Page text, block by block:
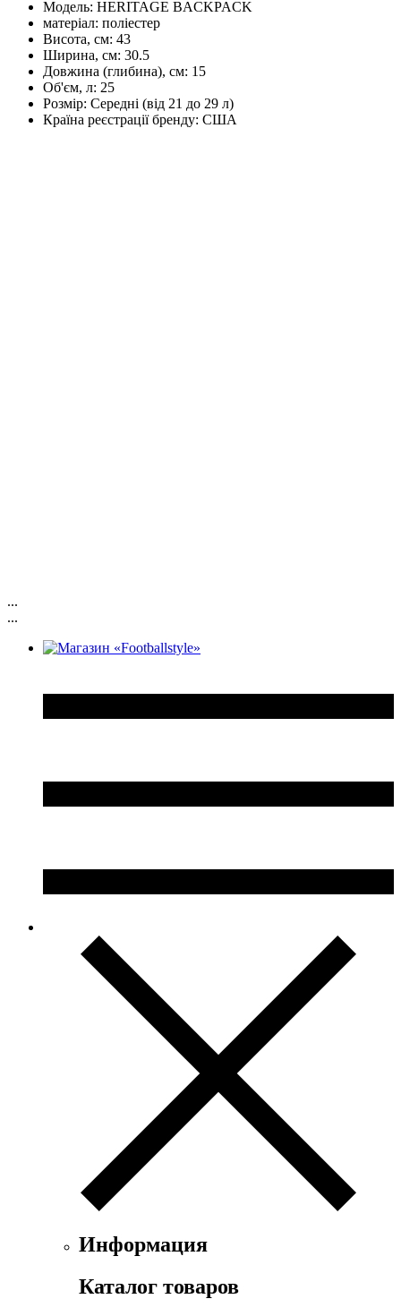
Модель: HERITAGE BACKPACK
матеріал: поліестер
Висота, см: 43
Ширина, см: 30.5
Довжина (глибина), см: 15
Об'єм, л: 25
Розмір: Середні (від 21 до 29 л)
Країна реєстрації бренду: США
...
...
Информация
Каталог товаров